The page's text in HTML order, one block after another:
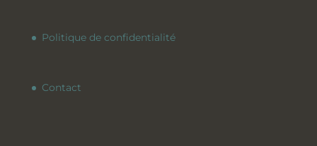
Politique de confidentialité
Contact